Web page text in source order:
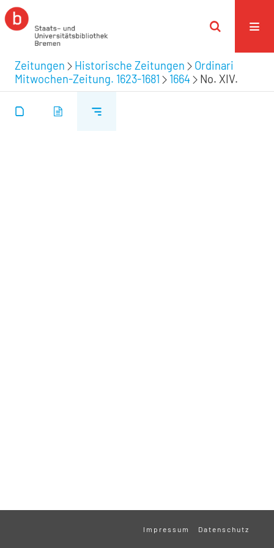
Zeitungen Historische Zeitungen
Ordinari
Mitwochen-Zeitung. 1623-1681
1664 No. XIV.
Impressum Datenschutz